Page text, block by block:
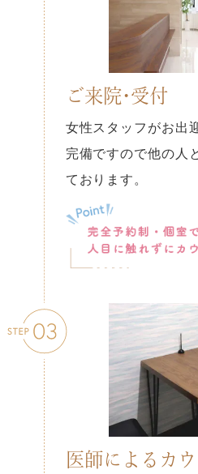
ご来院・受付
女性スタッフがお出
完備ですので他の人
ております。
医師によるカ